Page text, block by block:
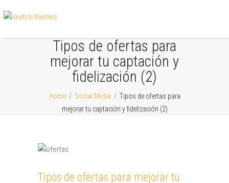
Tipos de ofertas para
mejorar tu captación y
fidelización (2)
Home / Social Media / Tipos de ofertas para
mejorar tu captación y fidelización (2)
Tipos de ofertas para mejorar tu